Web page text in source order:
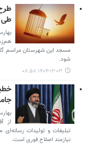
طی
شود.
۱۴۰۴-۱۲-۰۳ ۰۸:۵۸
از
تبلیغات و تولیدات
نیازمند اصلاح فوری است.